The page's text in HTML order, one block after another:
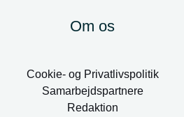
Om os
Cookie- og Privatlivspolitik
Samarbejdspartnere
Redaktion